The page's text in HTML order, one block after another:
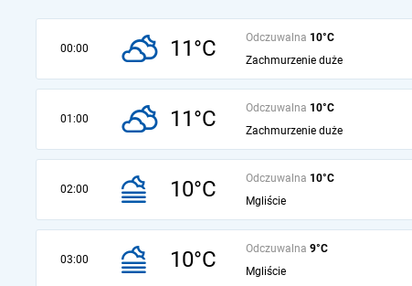
00:00 11°C Odczuwalna 10°C
Zachmurzenie duże
01:00 11°C Odczuwalna 10°C
Zachmurzenie duże
02:00 10°C Odczuwalna 10°C
Mgliście
03:00 10°C Odczuwalna 9°C
Mgliście